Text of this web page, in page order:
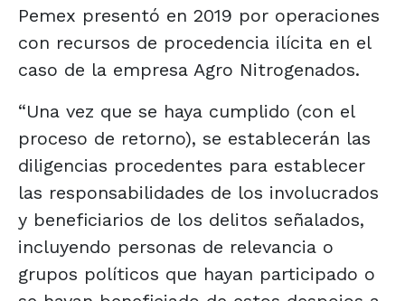
Pemex presentó en 2019 por operaciones
con recursos de procedencia ilícita en el
caso de la empresa Agro Nitrogenados.
“Una vez que se haya cumplido (con el
proceso de retorno), se establecerán las
diligencias procedentes para establecer
las responsabilidades de los involucrados
y beneficiarios de los delitos señalados,
incluyendo personas de relevancia o
grupos políticos que hayan participado o